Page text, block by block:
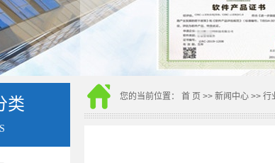
类 您的当前位置： 首 页 >> 新闻中心 >> 行